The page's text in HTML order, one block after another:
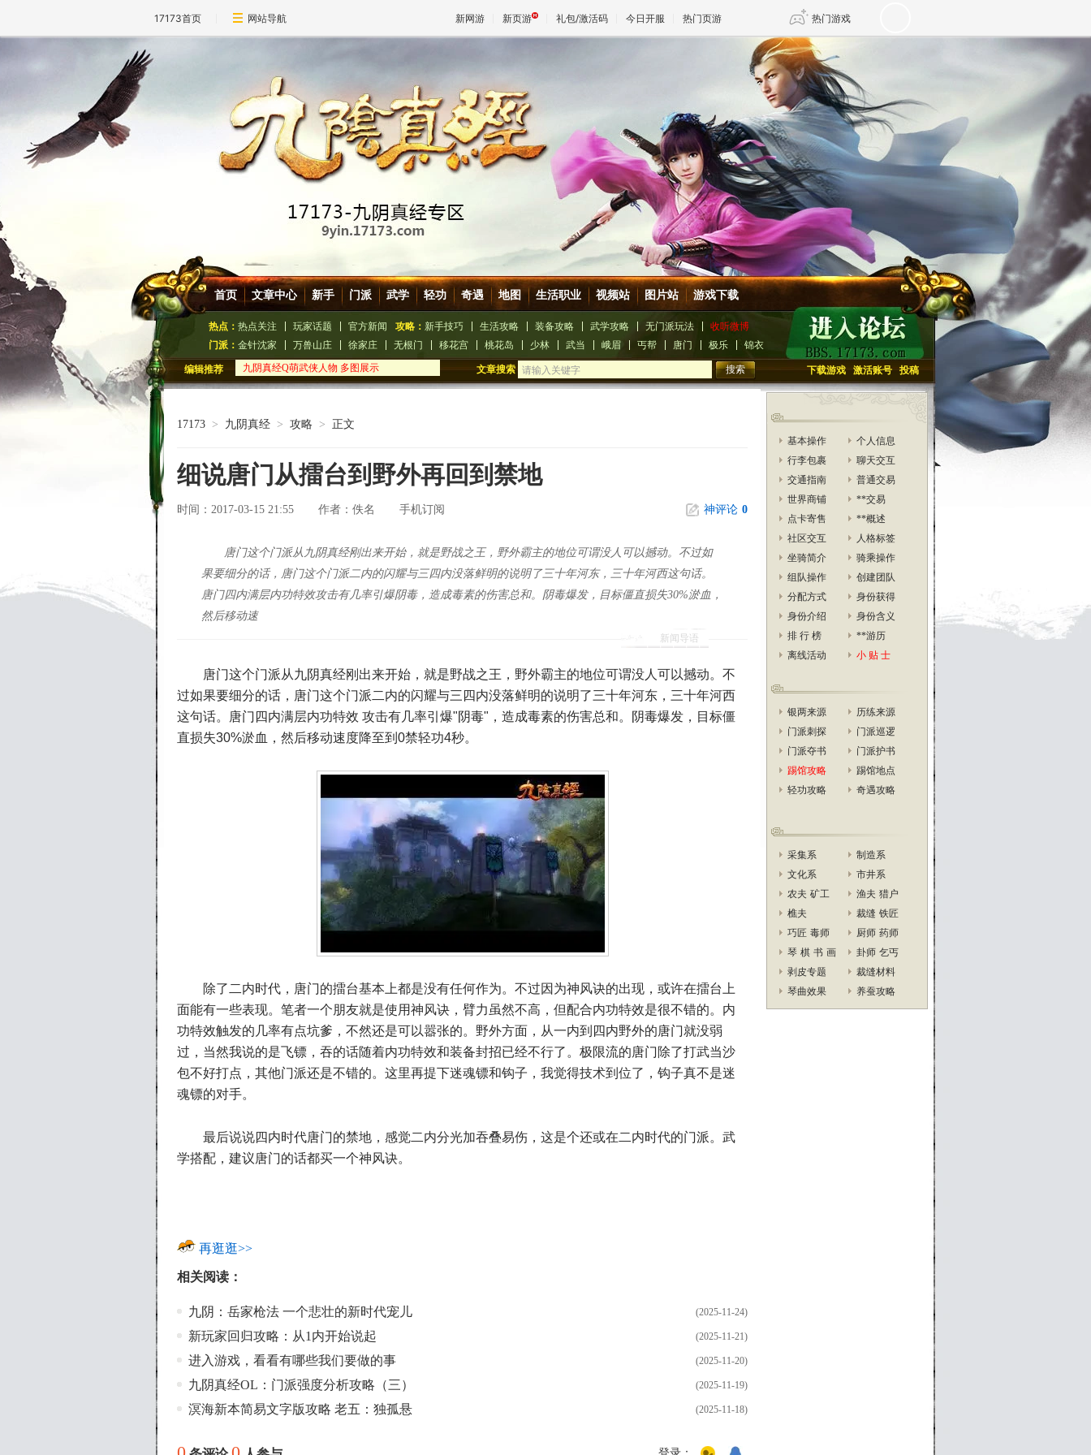
17173首页 网站导航 新网游 新页游 礼包/激活码 今日开服 热门页游 热门游戏
DNF 传奇4
天堂 剑网3旗舰版 新天龙八部
王权与自由 诛仙世界 新仙侠5
首页 文章中心 新手 门派 武学 轻功 奇遇 地图 生活职业 视频站 图片站 游戏下载
热点： 热点关注 玩家话题 官方新闻 攻略： 新手技巧 生活攻略 装备攻略 武学攻略 无门派玩法
收听微博
门派： 金针沈家 万兽山庄 徐家庄 无根门 移花宫 桃花岛 少林 武当 峨眉 丐帮 唐门 极乐 锦衣
编辑推荐
九阴真经Q萌武侠人物 多图展示
北原-神水宫
北原-荒林2
古墓魅影血剑出鞘 九阴墓影刀歌震撼公测
文章搜索 下载游戏 激活账号 投稿
17173 > 九阴真经 > 攻略 > 正文
细说唐门从擂台到野外再回到禁地
时间：2017-03-15 21:55 作者： 佚名 手机订阅 神评论 0
新闻导语
唐门这个门派从九阴真经刚出来开始，就是野战之王，野外霸主的地位可谓没人可以撼动。不过如
果要细分的话，唐门这个门派二内的闪耀与三四内没落鲜明的说明了三十年河东，三十年河西这句话。
唐门四内满层内功特效攻击有几率引爆阴毒，造成毒素的伤害总和。阴毒爆发，目标僵直损失30%淤血，
然后移动速
唐门这个门派从九阴真经刚出来开始，就是野战之王，野外霸主的地位可谓没人可以撼动。不
过如果要细分的话，唐门这个门派二内的闪耀与三四内没落鲜明的说明了三十年河东，三十年河西
这句话。唐门四内满层内功特效 攻击有几率引爆"阴毒"，造成毒素的伤害总和。阴毒爆发，目标僵
直损失30%淤血，然后移动速度降至到0禁轻功4秒。
除了二内时代，唐门的擂台基本上都是没有任何作为。不过因为神风诀的出现，或许在擂台上
面能有一些表现。笔者一个朋友就是使用神风诀，臂力虽然不高，但配合内功特效是很不错的。内
功特效触发的几率有点坑爹，不然还是可以嚣张的。野外方面，从一内到四内野外的唐门就没弱
过，当然我说的是飞镖，吞的话随着内功特效和装备封招已经不行了。极限流的唐门除了打武当沙
包不好打点，其他门派还是不错的。这里再提下迷魂镖和钩子，我觉得技术到位了，钩子真不是迷
魂镖的对手。
最后说说四内时代唐门的禁地，感觉二内分光加吞叠易伤，这是个还或在二内时代的门派。武
学搭配，建议唐门的话都买一个神风诀。
再逛逛>>
相关阅读：
(2025-11-24)
九阴：岳家枪法 一个悲壮的新时代宠儿
(2025-11-21)
新玩家回归攻略：从1内开始说起
(2025-11-20)
进入游戏，看看有哪些我们要做的事
(2025-11-19)
九阴真经OL：门派强度分析攻略（三）
(2025-11-18)
溟海新本简易文字版攻略 老五：独孤悬
基本操作
个人信息
行李包裹
聊天交互
交通指南
普通交易
世界商铺
**交易
点卡寄售
**概述
社区交互
人格标签
坐骑简介
骑乘操作
组队操作
创建团队
分配方式
身份获得
身份介绍
身份含义
排 行 榜
**游历
离线活动
小 贴 士
银两来源
历练来源
门派刺探
门派巡逻
门派夺书
门派护书
踢馆攻略
踢馆地点
轻功攻略
奇遇攻略
采集系
制造系
文化系
市井系
农夫 矿工 渔夫 猎户
樵夫
裁缝 铁匠
巧匠 毒师 厨师 药师
琴 棋 书 画 卦师 乞丐
剥皮专题
裁缝材料
琴曲效果
养蚕攻略